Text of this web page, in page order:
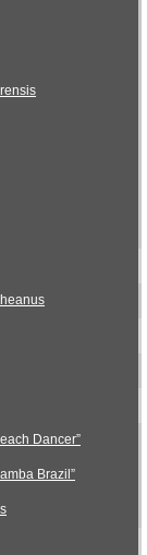
Dancer”
Brazil”